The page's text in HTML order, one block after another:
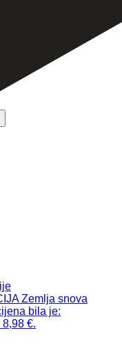
Zemlja snova
bila je:
€.